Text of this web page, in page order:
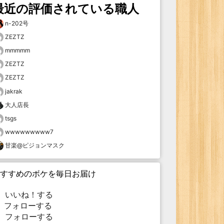
近の評価されている職人
n-202号
ZEZTZ
mmmmm
ZEZTZ
ZEZTZ
jakrak
大人店長
tsgs
wwwwwwwww7
甘楽@ピジョンマスク
すめのボケを毎日お届け
いいね！する
ォローする
フォローする